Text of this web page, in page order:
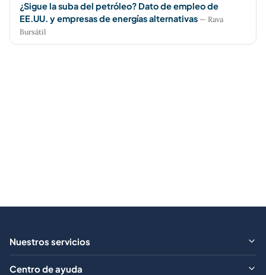
¿Sigue la suba del petróleo? Dato de empleo de
EE.UU. y empresas de energías alternativas — Rava
Bursátil
Nuestros servicios
¿Qué ofrecemos?
Centro de ayuda